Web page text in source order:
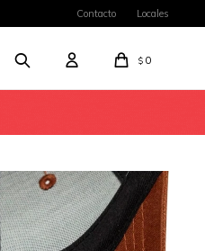
$ 0
Contacto Locales